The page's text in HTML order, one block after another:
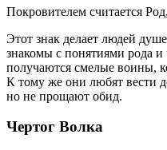
Покровителем считается
Этот знак делает людей
знакомы с понятиями рода
получаются смелые воины,
К тому же они любят вести
но не прощают обид.
Чертог Волка